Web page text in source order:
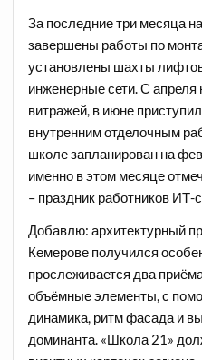
За последние три месяца
завершены работы по
установлены шахты
инженерные сети. С
витражей, в июне
внутренним отделочным
школе запланирован на
именно в этом месяце
– праздник работников
Добавлю: архитектурный
Кемерове получился
прослеживается два
объёмные элементы, с
динамика, ритм фасада и
доминанта. «Школа 21»